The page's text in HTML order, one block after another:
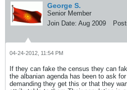
George S.
Senior Member
Join Date: Aug 2009
04-24-2012, 11:54 PM
If they can fake the census they can
the albanian agenda has been to ask
demanding they get this or that they